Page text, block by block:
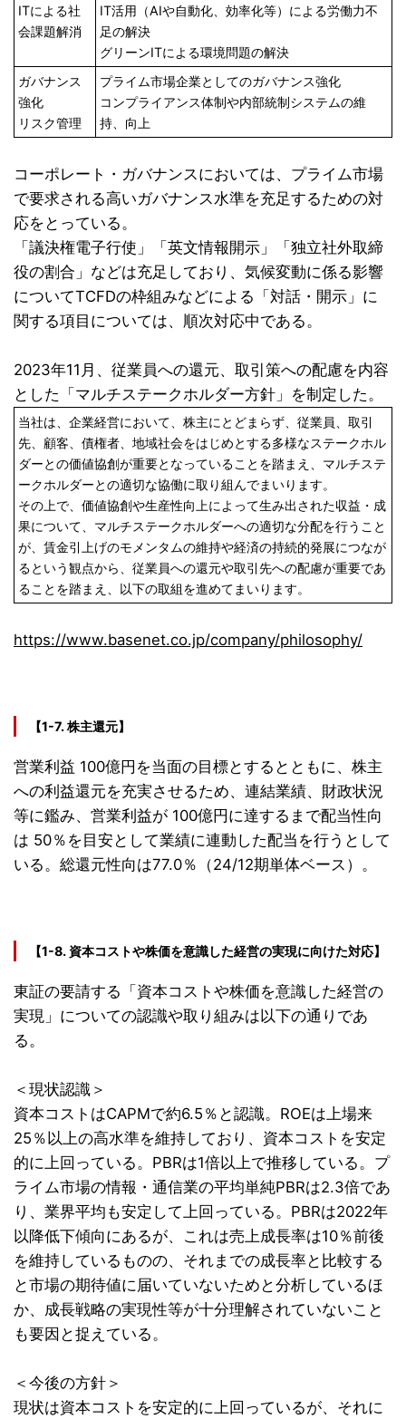
ITによる社
会課題解消
IT活用（AIや自動化、効率化等）による労働力不
足の解決
グリーンITによる環境問題の解決
ガバナンス
強化
リスク管理
プライム市場企業としてのガバナンス強化
コンプライアンス体制や内部統制システムの維
持、向上
コーポレート・ガバナンスにおいては、プライム市場
で要求される高いガバナンス水準を充足するための対
応をとっている。
「議決権電子行使」「英文情報開示」「独立社外取締
役の割合」などは充足しており、気候変動に係る影響
についてTCFDの枠組みなどによる「対話・開示」に
関する項目については、順次対応中である。
2023年11月、従業員への還元、取引策への配慮を内容
とした「マルチステークホルダー方針」を制定した。
当社は、企業経営において、株主にとどまらず、従業員、取引
先、顧客、債権者、地域社会をはじめとする多様なステークホル
ダーとの価値協創が重要となっていることを踏まえ、マルチステ
ークホルダーとの適切な協働に取り組んでまいります。
その上で、価値協創や生産性向上によって生み出された収益・成
果について、マルチステークホルダーへの適切な分配を行うこと
が、賃金引上げのモメンタムの維持や経済の持続的発展につなが
るという観点から、従業員への還元や取引先への配慮が重要であ
ることを踏まえ、以下の取組を進めてまいります。
https://www.basenet.co.jp/company/philosophy/
【1-7. 株主還元】
営業利益 100億円を当面の目標とするとともに、株主
への利益還元を充実させるため、連結業績、財政状況
等に鑑み、営業利益が 100億円に達するまで配当性向
は 50％を目安として業績に連動した配当を行うとして
いる。総還元性向は77.0％（24/12期単体ベース）。
【1-8. 資本コストや株価を意識した経営の実現に向けた対応】
東証の要請する「資本コストや株価を意識した経営の
実現」についての認識や取り組みは以下の通りであ
る。
＜現状認識＞
資本コストはCAPMで約6.5％と認識。ROEは上場来
25％以上の高水準を維持しており、資本コストを安定
的に上回っている。PBRは1倍以上で推移している。プ
ライム市場の情報・通信業の平均単純PBRは2.3倍であ
り、業界平均も安定して上回っている。PBRは2022年
以降低下傾向にあるが、これは売上成長率は10％前後
を維持しているものの、それまでの成長率と比較する
と市場の期待値に届いていないためと分析しているほ
か、成長戦略の実現性等が十分理解されていないこと
も要因と捉えている。
＜今後の方針＞
現状は資本コストを安定的に上回っているが、それに